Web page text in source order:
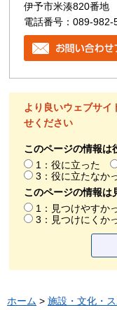
伊予市米湊820番地
電話番号：089-982-
より良いウェブサイ
せください
このページの情報は
1：役に立った
3：役に立たなか
このページの情報は
1：見つけやすか
3：見つけにくか
ホーム > 施設・文化・